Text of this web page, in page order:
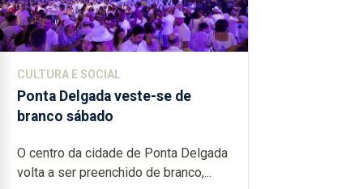
CULTURA E SOCIAL
Ponta Delgada veste-se de
branco sábado
O centro da cidade de Ponta Delgada
volta a ser preenchido de branco,...